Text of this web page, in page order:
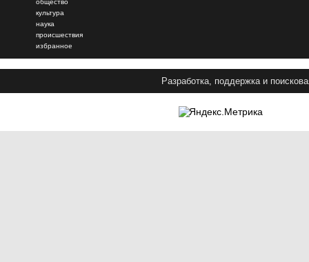
общество
культура
наука
происшествия
избранное
Разработка, поддержка и